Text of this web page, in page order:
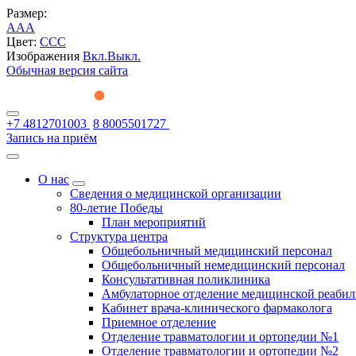
Размер:
AAA
Цвет: CCC
Изображения Вкл.Выкл.
Обычная версия сайта
+7 4812701003 8 8005501727
Запись на приём
О нас
Сведения о медицинской организации
80-летие Победы
План мероприятий
Структура центра
Общебольничный медицинский персонал
Общебольничный немедицинский персонал
Консультативная поликлиника
Амбулаторное отделение медицинской
Кабинет врача-клинического фармаколога
Приемное отделение
Отделение травматологии и ортопедии №1
Отделение травматологии и ортопедии №2